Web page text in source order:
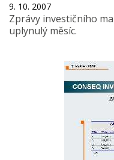
9. 10. 2007
Zprávy investičního
uplynulý měsíc.